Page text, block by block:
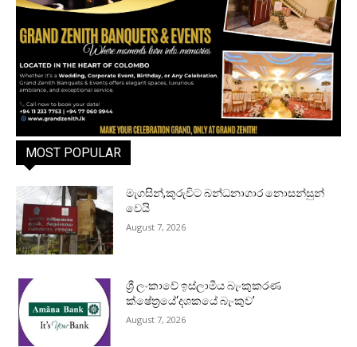
MOST POPULAR
මැගසින්,කුරුවිට බන්ධනාගාර නොසන්සුන්
වෙයි
August 7, 2026
ශ්‍රී ලංකාවේ ඉස්ලාමීය බැංකුකරණ
ක්ෂේත්‍රයේ‘දශකයේ බැංකුව’
August 7, 2026